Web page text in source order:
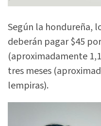
Según la hondureña,
deberán pagar $45
(aproximadamente
tres meses
lempiras).